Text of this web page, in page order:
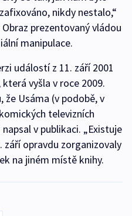
nikdy nestalo,“
prezentovaný vládou
manipulace.
událostí z 11. září 2001
vyšla v roce 2009.
že Usáma (v podobě, v
televizních
v publikaci. „Existuje
opravdu zorganizovaly
na jiném místě knihy.